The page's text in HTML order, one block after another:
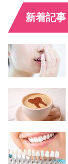
新着記事